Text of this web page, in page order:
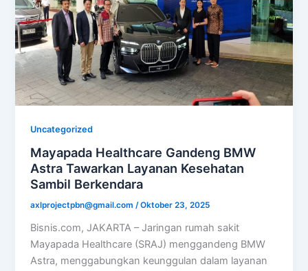
Uncategorized
Mayapada Healthcare Gandeng BMW
Astra Tawarkan Layanan Kesehatan
Sambil Berkendara
axlprojectpbn@gmail.com/Oktober 23, 2025
Bisnis.com, JAKARTA – Jaringan rumah sakit
Mayapada Healthcare (SRAJ) menggandeng BMW
Astra, menggabungkan keunggulan dalam layanan